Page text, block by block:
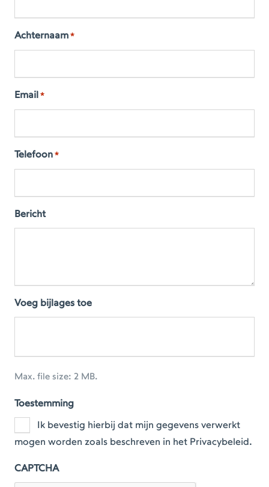
Achternaam *
Email *
Telefoon *
Bericht
Voeg bijlages toe
Max. file size: 2 MB.
Toestemming
Ik bevestig hierbij dat mijn gegevens verwerkt
mogen worden zoals beschreven in het Privacybeleid.
CAPTCHA